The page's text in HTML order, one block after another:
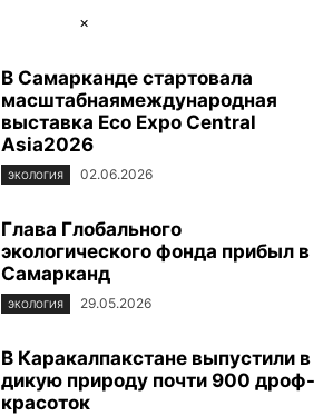
×
В Самарканде стартовала
масштабнаямеждународная
выставка Eco Expo Central
Asia2026
ЭКОЛОГИЯ 02.06.2026
Глава Глобального
экологического фонда прибыл в
Самарканд
ЭКОЛОГИЯ 29.05.2026
В Каракалпакстане выпустили в
дикую природу почти 900 дроф-
красоток